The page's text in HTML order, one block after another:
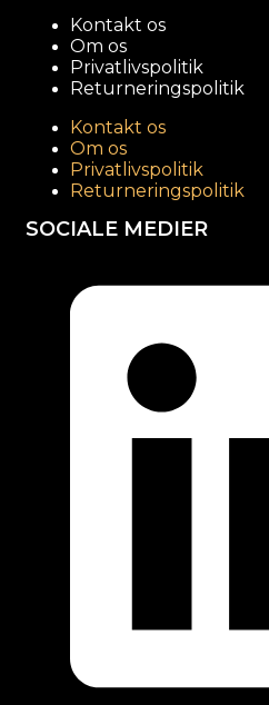
Kontakt os
Om os
Privatlivspolitik
Returneringspolitik
Kontakt os
Om os
Privatlivspolitik
Returneringspolitik
SOCIALE MEDIER